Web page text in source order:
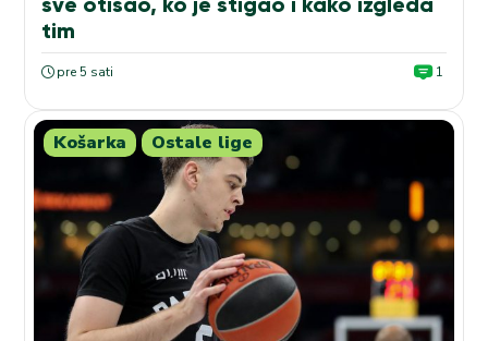
tim
pre 5 sati 1
Košarka Ostale lige